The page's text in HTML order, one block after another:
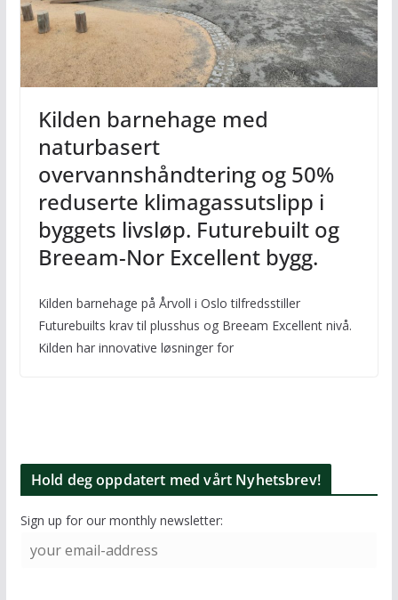
Kilden barnehage med
naturbasert
overvannshåndtering og 50%
reduserte klimagassutslipp i
byggets livsløp. Futurebuilt og
Breeam-Nor Excellent bygg.
Kilden barnehage på Årvoll i Oslo tilfredsstiller
Futurebuilts krav til plusshus og Breeam Excellent nivå.
Kilden har innovative løsninger for
Hold deg oppdatert med vårt Nyhetsbrev!
Sign up for our monthly newsletter: